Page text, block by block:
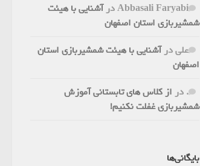
Abbasali Faryabiدرآشنایی با هیئت
شمشیربازی استان اصفهان
علیدرآشنایی با هیئت شمشیربازی استان
اصفهان
. در از کلاس های تابستانی آموزش
شمشیربازی غفلت نکنیم!
بایگانی‌ها